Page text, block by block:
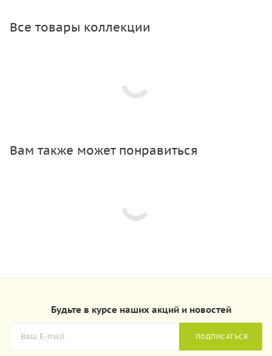
Все товары коллекции
Вам также может понравиться
Будьте в курсе наших акций и новостей
ПОДПИСАТЬСЯ